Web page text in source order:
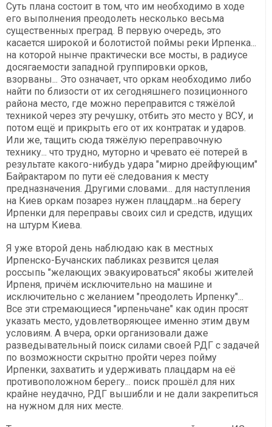
Суть плана состоит в том, что им необходимо в ходе
его выполнения преодолеть несколько весьма
существенных преград. В первую очередь, это
касается широкой и болотистой поймы реки Ирпенка...
на которой нынче практически все мосты, в радиусе
досягаемости западной группировки орков,
взорваны... Это означает, что оркам необходимо либо
найти по близости от их сегодняшнего позиционного
района место, где можно переправится с тяжёлой
техникой через эту речушку, отбить это место у ВСУ, и
потом ещё и прикрыть его от их контратак и ударов.
Или же, тащить сюда тяжёлую переправочную
технику... что трудно, муторно и чревато её потерей в
результате какого-нибудь удара "мирно дрейфующим"
Байрактаром по пути её следования к месту
предназначения. Другими словами... для наступления
на Киев оркам позарез нужен плацдарм...на берегу
Ирпенки для переправы своих сил и средств, идущих
на штурм Киева.
Я уже второй день наблюдаю как в местных
Ирпенско-Бучанских пабликах резвится целая
россыпь "желающих эвакуироваться" якобы жителей
Ирпеня, причём исключительно на машине и
исключительно с желанием "преодолеть Ирпенку"...
Все эти стремающиеся "ирпеньчане" как один просят
указать место, удовлетворяющее именно этим двум
условиям. А вчера, орки организовали даже
разведывательный поиск силами своей РДГ с задачей
по возможности скрытно пройти через пойму
Ирпенки, захватить и удерживать плацдарм на её
противоположном берегу... поиск прошёл для них
крайне неудачно, РДГ вышибли и не дали закрепиться
на нужном для них месте.